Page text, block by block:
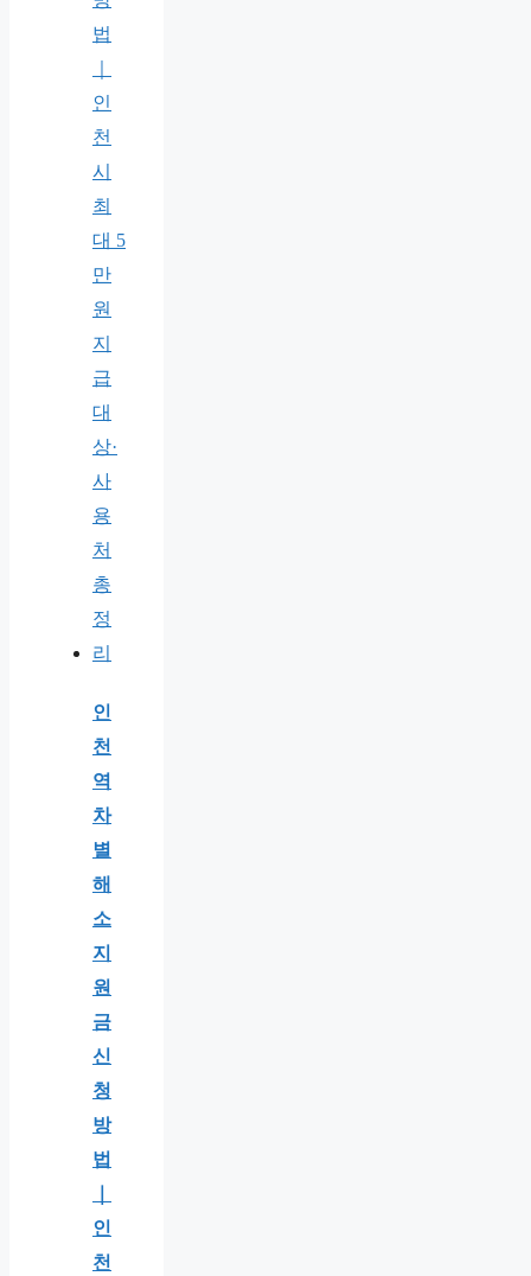
인
천
역
차
별
해
소
지
원
금
신
청
방
법
인
천